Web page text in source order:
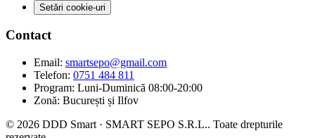
Setări cookie-uri
Contact
Email: smartsepo@gmail.com
Telefon: 0751 484 811
Program: Luni-Duminică 08:00-20:00
Zonă: București și Ilfov
© 2026 DDD Smart · SMART SEPO S.R.L.. Toate drepturile